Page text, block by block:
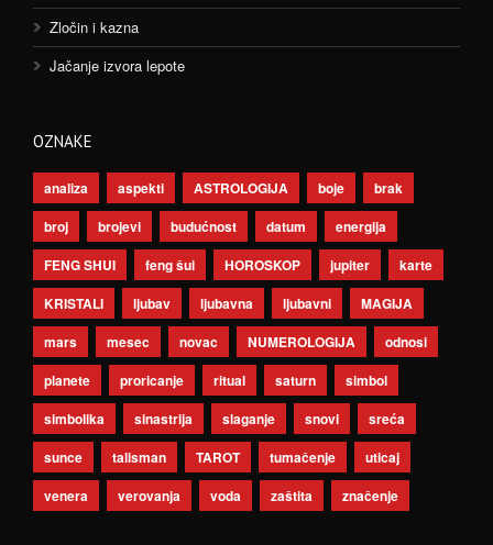
Zločin i kazna
Jačanje izvora lepote
OZNAKE
analiza aspekti ASTROLOGIJA boje
brak
broj
brojevi budućnost datum
energija
FENG SHUI
feng šui HOROSKOP jupiter
karte
KRISTALI
ljubav ljubavna ljubavni
MAGIJA
mars
mesec novac NUMEROLOGIJA
odnosi
planete
proricanje ritual saturn
simbol
simbolika
sinastrija slaganje snovi
sreća
sunce
talisman TAROT tumačenje
uticaj
venera
verovanja voda zaštita značenje